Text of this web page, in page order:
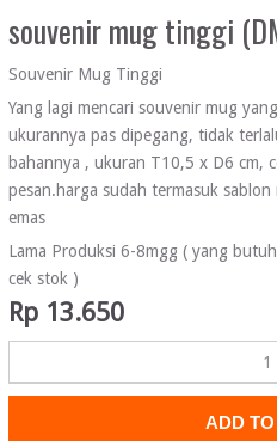
souvenir mug tinggi
Souvenir Mug Tinggi
Yang lagi mencari souvenir mug
ukurannya pas dipegang, tidak
bahannya , ukuran T10,5 x D6 cm,
pesan.harga sudah termasuk
emas
Lama Produksi 6-8mgg ( yang
cek stok )
Rp13.650
ADD